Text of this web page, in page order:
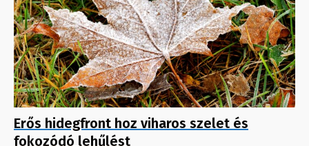
Erős hidegfront hoz viharos szelet és
fokozódó lehűlést